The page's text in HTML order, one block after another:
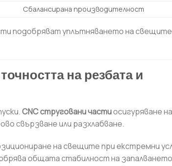
Сбалансирана производителност
подобряват уплътняването на
на резбата и
CNC струговани частиосигуряване на
свързване или разхлабване.
на свещите при екстремни
общата стабилност на